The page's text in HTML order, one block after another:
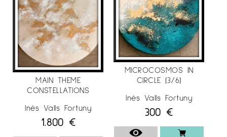
l’equilibri i l’harmonia amb l’entorn.
MÉS ENLLÀ DE LA DECORACIÓ D’UN ESPAI, EL SEU OBJECTIU ÉS
TRANSMETRE EMOCIONS, DESPERTAR PENSAMENTS POSITIUS I
SUBMERGIR-ME EN UN MÓN DE FELICITAT, AMOR, PAU I
ESPERANÇA A TRAVÉS DELS SEUS QUADRES.
Per a més informació sobre l’artistaInés
Vallsfortuny,aEspai Cavallers Gallery
MAIN THEME
CONSTELLATIONS
Inés Valls Fortuny
1.800 €
MICROCOSMOS IN
CIRCLE (3/6)
Inés Valls Fortuny
300 €